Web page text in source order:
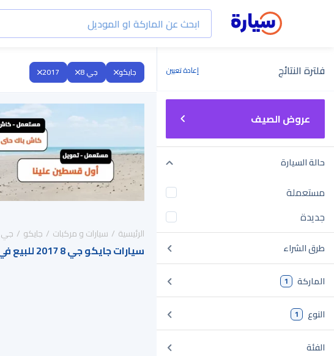
فلترة النتائج إعادة تعيين
عروض الصيف
حالة السيارة
مستعملة
جديدة
طرق الشراء
الماركة 1
النوع 1
الفئة
جايكو جي 8 2017
الرئيسية سيارات و مركبات جايكو جي 8
سيارات جايكو جي 8 2017 للبيع في السعودية